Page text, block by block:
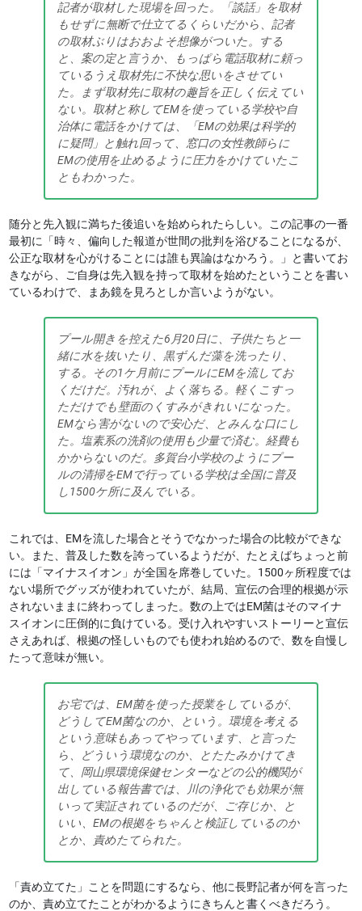
記者が取材した現場を回った。「談話」を取材
もせずに無断で仕立てるくらいだから、記者
の取材ぶりはおおよそ想像がついた。する
と、案の定と言うか、もっぱら電話取材に頼っ
ているうえ取材先に不快な思いをさせてい
た。まず取材先に取材の趣旨を正しく伝えてい
ない。取材と称してEMを使っている学校や自
治体に電話をかけては、「EMの効果は科学的
に疑問」と触れ回って、窓口の女性教師らに
EMの使用を止めるように圧力をかけていたこ
ともわかった。
随分と先入観に満ちた後追いを始められたらしい。この記事の一番
最初に「時々、偏向した報道が世間の批判を浴びることになるが、
公正な取材を心がけることには誰も異論はなかろう。」と書いてお
きながら、ご自身は先入観を持って取材を始めたということを書い
ているわけで、まあ鏡を見ろとしか言いようがない。
プール開きを控えた6月20日に、子供たちと一
緒に水を抜いたり、黒ずんだ藻を洗ったり、
する。その1ケ月前にプールにEMを流してお
くだけだ。汚れが、よく落ちる。軽くこすっ
ただけでも壁面のくすみがきれいになった。
EMなら害がないので安心だ、とみんな口にし
た。塩素系の洗剤の使用も少量で済む。経費も
かからないのだ。多賀台小学校のようにプー
ルの清掃をEMで行っている学校は全国に普及
し1500ケ所に及んでいる。
これでは、EMを流した場合とそうでなかった場合の比較ができな
い。また、普及した数を誇っているようだが、たとえばちょっと前
には「マイナスイオン」が全国を席巻していた。1500ヶ所程度では
ない場所でグッズが使われていたが、結局、宣伝の合理的根拠が示
されないままに終わってしまった。数の上ではEM菌はそのマイナ
スイオンに圧倒的に負けている。受け入れやすいストーリーと宣伝
さえあれば、根拠の怪しいものでも使われ始めるので、数を自慢し
たって意味が無い。
お宅では、EM菌を使った授業をしているが、
どうしてEM菌なのか、という。環境を考える
という意味もあってやっています、と言った
ら、どういう環境なのか、とたたみかけてき
て、岡山県環境保健センターなどの公的機関が
出している報告書では、川の浄化でも効果が無
いって実証されているのだが、ご存じか、と
いい、EMの根拠をちゃんと検証しているのか
とか、責めたてられた。
「責め立てた」ことを問題にするなら、他に長野記者が何を言った
のか、責め立てたことがわかるようにきちんと書くべきだろう。